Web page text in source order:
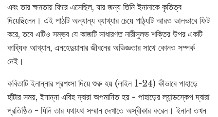
এবং তার ক্ষমতায় ফিরে এসেছিল, যার জন্য তিনি ইনানাকে কৃতিত্ব
দিয়েছিলেন। এই পাঠটি অন্যান্য ব্যাখ্যার চেয়ে পাঠ্যটি আরও ভালভাবে ফিট
করে, তবে এটিও সম্ভব যে কাজটি সাধারণত নারীসুলভ শক্তির উপর একটি
কাব্যিক আখ্যান, এনহেদুয়ানার জীবনের অভিজ্ঞতার সাথে কোনও সম্পর্ক
নেই।
কবিতাটি ইনান্নার প্রশংসা দিয়ে শুরু হয় (লাইন 1-24) কীভাবে পাহাড়ে
হাঁটার সময়, ইনান্না এবিহ দ্বারা অপমানিত হয় - পাহাড়ের ল্যান্ডস্কেপ দ্বারা
প্রতিষ্ঠিত - যিনি তার যথাযথ সম্মান দেখাতে অস্বীকার করেন। ইনানা তখন